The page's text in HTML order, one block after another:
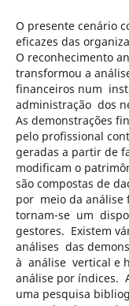
O presente cenário
eficazes das
O reconhecimento
transformou a
financeiros num
administração dos
As demonstrações
pelo profissional
geradas a partir de
modificam o
são compostas de
por meio da análise
tornam-se um
gestores. Existem
análises das
à análise vertical e
análise por índices.
uma pesquisa